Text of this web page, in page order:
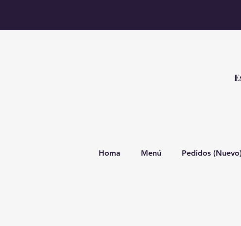
Homa Menú Pedidos (Nuevo)